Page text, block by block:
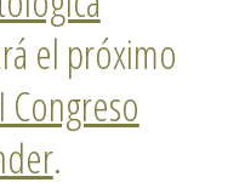
el próximo
Congreso
.